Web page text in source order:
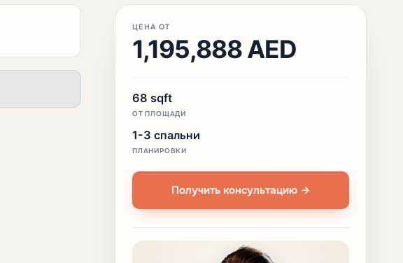
ЦЕНА ОТ
1,195,888 AED
68 sqft
ОТ ПЛОЩАДИ
1-3 спальни
ПЛАНИРОВКИ
Получить консультацию →